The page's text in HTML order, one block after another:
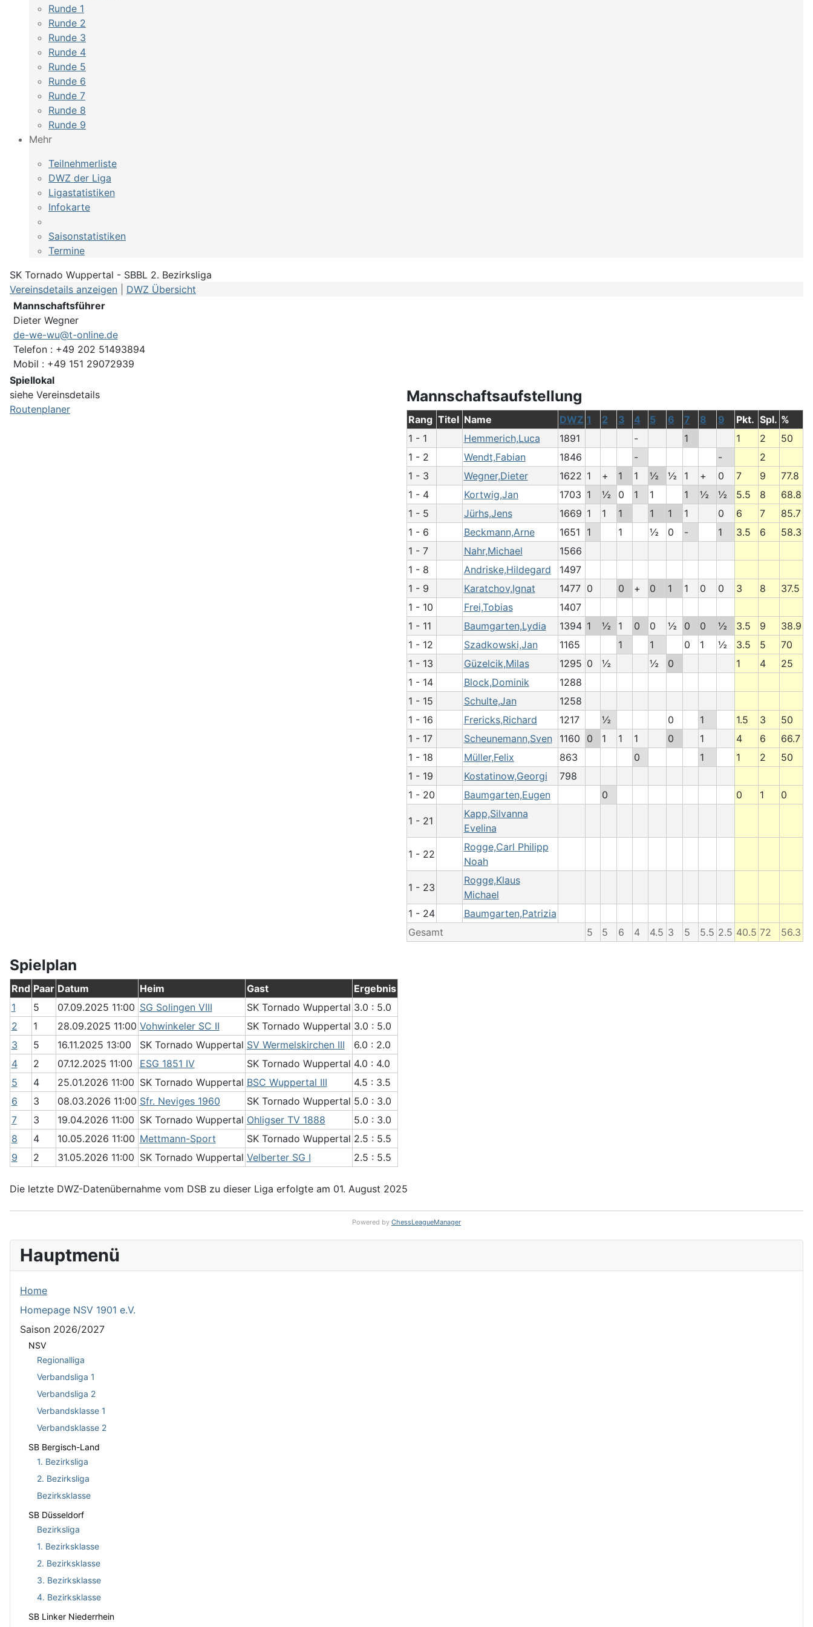
Runde 1
Runde 2
Runde 3
Runde 4
Runde 5
Runde 6
Runde 7
Runde 8
Runde 9
Mehr
Teilnehmerliste
DWZ der Liga
Ligastatistiken
Infokarte
Saisonstatistiken
Termine
SK Tornado Wuppertal - SBBL 2. Bezirksliga
Vereinsdetails anzeigen
DWZ Übersicht
Mannschaftsführer
Dieter Wegner
de-we-wu@t-online.de
Telefon : +49 202 51493894
Mobil : +49 151 29072939
Spiellokal
siehe Vereinsdetails
Routenplaner
Mannschaftsaufstellung
Rang Titel Name DWZ 1 2 3 4 5 6 7 8 9 Pkt. Spl. %
1 - 1
Hemmerich,Luca 1891 - 1 1 2
50
1 - 2
Wendt,Fabian 1846 - -
2
1 - 3
Wegner,Dieter 1622 1 + 1 1 ½ ½ 1 + 0 7 9
77.8
1 - 4
Kortwig,Jan 1703 1 ½ 0 1 1 1 ½ ½ 5.5 8
68.8
1 - 5
Jürhs,Jens 1669 1 1 1 1 1 1 0 6 7
85.7
1 - 6
Beckmann,Arne 1651 1 1 ½ 0 - 1 3.5 6
58.3
1 - 7
Nahr,Michael
1566
1 - 8
Andriske,Hildegard
1497
1 - 9
Karatchov,Ignat 1477 0 0 + 0 1 1 0 0 3 8
37.5
1 - 10
Frei,Tobias
1407
1 - 11
Baumgarten,Lydia 1394 1 ½ 1 0 0 ½ 0 0 ½ 3.5 9
38.9
1 - 12
Szadkowski,Jan 1165 1 1 0 1 ½ 3.5 5
70
1 - 13
Güzelcik,Milas 1295 0 ½ ½ 0 1 4
25
1 - 14
Block,Dominik
1288
1 - 15
Schulte,Jan
1258
1 - 16
Frericks,Richard 1217 ½ 0 1 1.5 3
50
1 - 17
Scheunemann,Sven 1160 0 1 1 1 0 1 4 6
66.7
1 - 18
Müller,Felix 863 0 1 1 2
50
1 - 19
Kostatinow,Georgi
798
1 - 20
Baumgarten,Eugen 0 0 1 0
1 - 21
Kapp,Silvanna
Evelina
1 - 22
Rogge,Carl Philipp
Noah
1 - 23
Rogge,Klaus
Michael
1 - 24
Baumgarten,Patrizia
Gesamt
5 5 6 4 4.5 3 5 5.5 2.5 40.5 72 56.3
Spielplan
Rnd Paar Datum Heim Gast
Ergebnis
1
5 07.09.2025 11:00 SG Solingen VIII SK Tornado Wuppertal 3.0 : 5.0
2
1 28.09.2025 11:00 Vohwinkeler SC II SK Tornado Wuppertal 3.0 : 5.0
3
5 16.11.2025 13:00 SK Tornado Wuppertal SV Wermelskirchen III
6.0 : 2.0
4
2 07.12.2025 11:00 ESG 1851 IV SK Tornado Wuppertal 4.0 : 4.0
5
4 25.01.2026 11:00 SK Tornado Wuppertal BSC Wuppertal III
4.5 : 3.5
6
3 08.03.2026 11:00 Sfr. Neviges 1960 SK Tornado Wuppertal 5.0 : 3.0
7
3 19.04.2026 11:00 SK Tornado Wuppertal Ohligser TV 1888
5.0 : 3.0
8
4 10.05.2026 11:00 Mettmann-Sport SK Tornado Wuppertal 2.5 : 5.5
9
2 31.05.2026 11:00 SK Tornado Wuppertal Velberter SG I 2.5 : 5.5
Die letzte DWZ-Datenübernahme vom DSB zu dieser Liga erfolgte am 01. August 2025
Powered by ChessLeagueManager
Hauptmenü
Home
Homepage NSV 1901 e.V.
Saison 2026/2027
NSV
Regionalliga
Verbandsliga 1
Verbandsliga 2
Verbandsklasse 1
Verbandsklasse 2
SB Bergisch-Land
1. Bezirksliga
2. Bezirksliga
Bezirksklasse
SB Düsseldorf
Bezirksliga
1. Bezirksklasse
2. Bezirksklasse
3. Bezirksklasse
4. Bezirksklasse
SB Linker Niederrhein